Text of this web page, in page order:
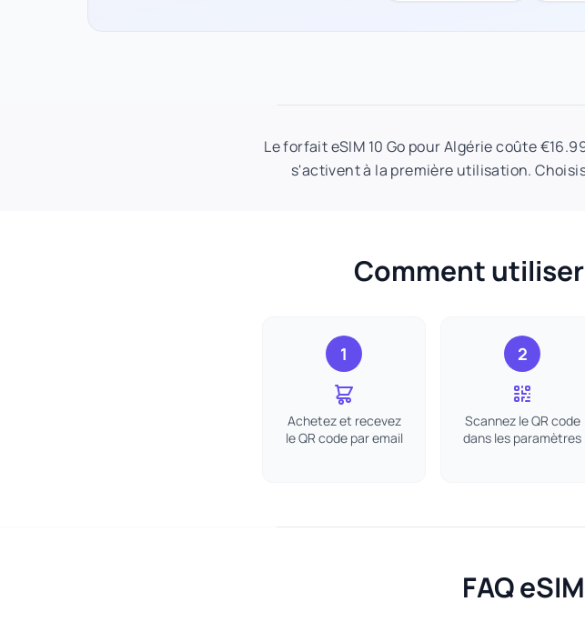
Le forfait eSIM 10 Go pour Algérie coûte
s'activent à la première utilisation.
Comment
1
Achetez et recevez
le QR code par email
2
Scannez le QR code
dans les paramètres
FAQ